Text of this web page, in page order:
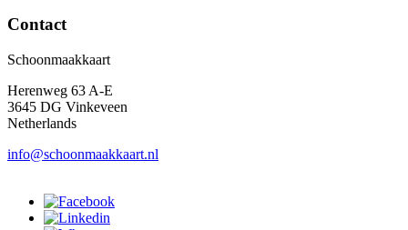
Contact
Schoonmaakkaart
Herenweg 63 A-E
3645 DG Vinkeveen
Netherlands
info@schoonmaakkaart.nl